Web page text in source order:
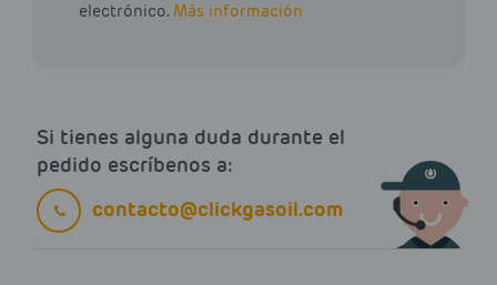
electrónico. Más información
Si tienes alguna duda durante el
pedido escríbenos a:
contacto@clickgasoil.com